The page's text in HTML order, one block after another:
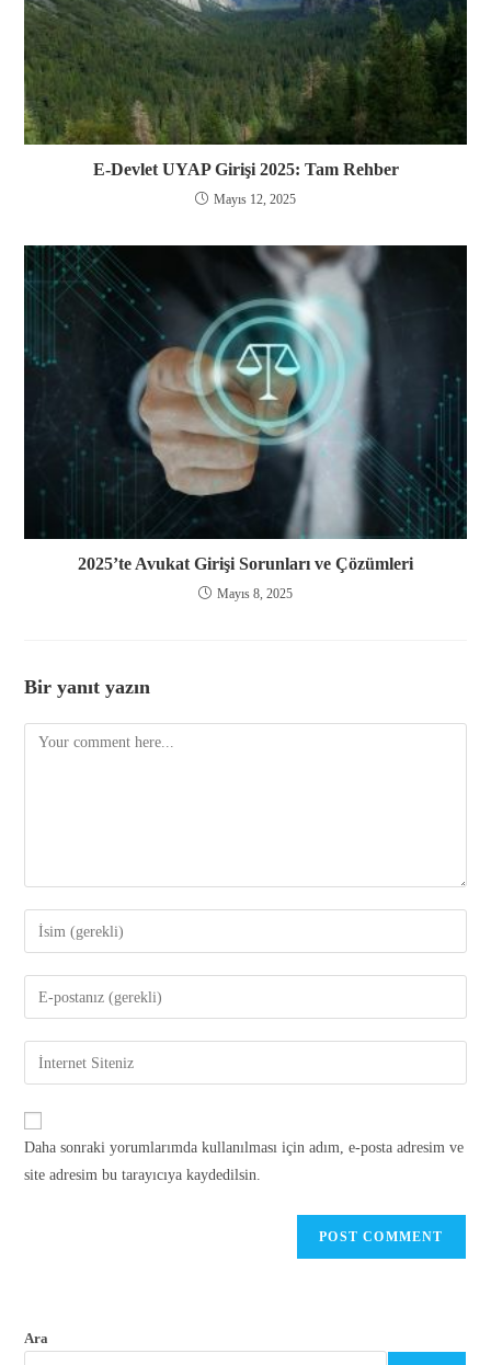
E-Devlet UYAP Girişi 2025: Tam Rehber
Mayıs 12, 2025
2025’te Avukat Girişi Sorunları ve Çözümleri
Mayıs 8, 2025
Bir yanıt yazın
Daha sonraki yorumlarımda kullanılması için adım, e-posta adresim ve
site adresim bu tarayıcıya kaydedilsin.
Ara